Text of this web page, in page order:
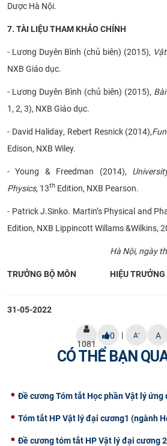
Dược Hà Nội.
7. TÀI LIỆU THAM KHẢO CHÍNH
- Lương Duyên Bình (chủ biên) (2015),
NXB Giáo dục.
- Lương Duyên Bình (chủ biên) (2015),
1, 2, 3), NXB Giáo dục.
- David Haliday, Rebert Resnick (2014),
Edison, NXB Wiley.
- Young & Freedman (2014),
Physics, 13th Edition, NXB Pearson.
- Patrick J.Sinko. Martin’s Physical and
Edition, NXB Lippincott Willams &Wilkins,
Hà Nội, ngày
TRƯỞNG BỘ MÔN HIỆU TRƯỞNG
31-05-2022
1081
0 | A- A
CÓ THỂ BẠN
Đề cương Tóm tắt Học phần Vật lý ứng
Tóm tắt HP Vật lý đại cương1 (ngành
Đề cương tóm tắt HP Vật lý đại cương